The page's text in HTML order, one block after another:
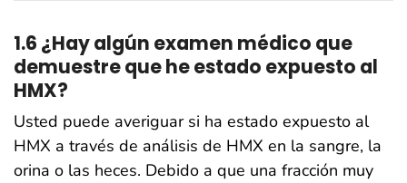
1.6 ¿Hay algún examen médico que
demuestre que he estado expuesto al
HMX?
Usted puede averiguar si ha estado expuesto al
HMX a través de análisis de HMX en la sangre, la
orina o las heces. Debido a que una fracción muy